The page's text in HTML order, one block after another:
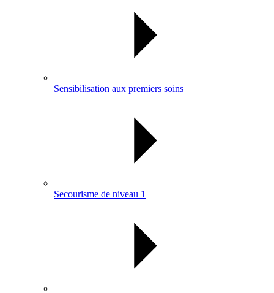
Sensibilisation aux premiers soins
Secourisme de niveau 1